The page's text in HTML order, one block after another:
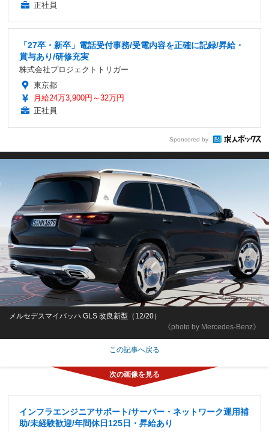
正社員
「27卒・新卒」電話受付事務/受電内容を正確に記録/昇給・
賞与あり/研修充実
株式会社プロジェクトトリガー
東京都
月給24万3,900円～32万円
正社員
Sponsored by
《photo by Mercedes-Benz》
メルセデスマイバッハ GLS 改良新型（12/20）
この記事へ戻る
インフラエンジニアサポート/サーバー・ネットワーク運用補
助/未経験歓迎/年間休日125日・昇給あり